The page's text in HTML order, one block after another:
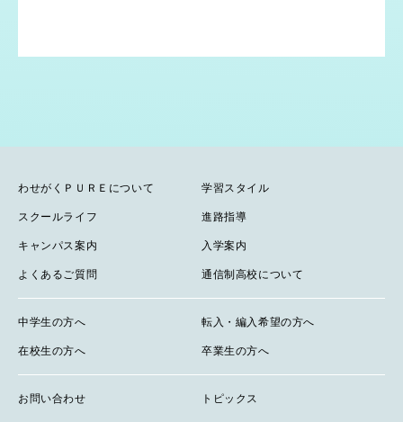
わせがくＰＵＲＥについて 学習スタイル
スクールライフ 進路指導
キャンパス案内 入学案内
よくあるご質問 通信制高校について
中学生の方へ 転入・編入希望の方へ
在校生の方へ 卒業生の方へ
お問い合わせ トピックス